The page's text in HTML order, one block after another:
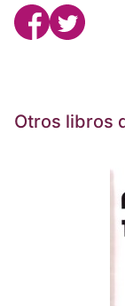
Otros libros